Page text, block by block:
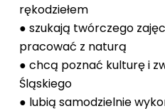
rękodziełem
● szukają twórczego
pracować z naturą
● chcą poznać kulturę i
Śląskiego
● lubią samodzielnie